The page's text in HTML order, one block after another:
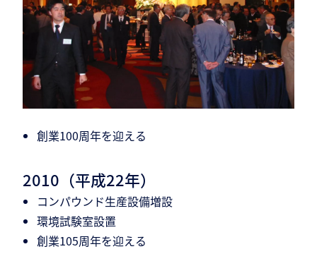
創業100周年を迎える
2010（平成22年）
コンパウンド生産設備増設
環境試験室設置
創業105周年を迎える